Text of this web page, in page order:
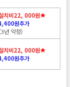
치비22, 000원
원추가
(3년 약정)
치비22, 000원
원추가